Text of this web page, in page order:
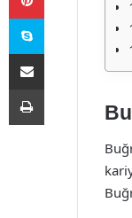
Skype
E-Posta ile paylaş